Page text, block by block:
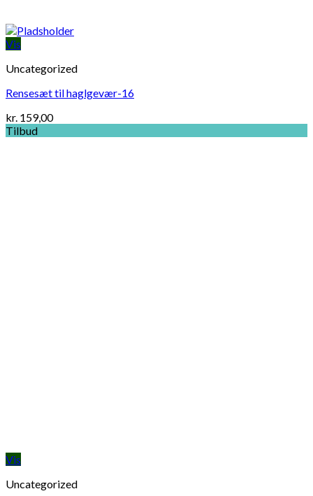
Vis
Uncategorized
Rensesæt til haglgevær-16
kr. 159,00
Tilbud
Vis
Uncategorized